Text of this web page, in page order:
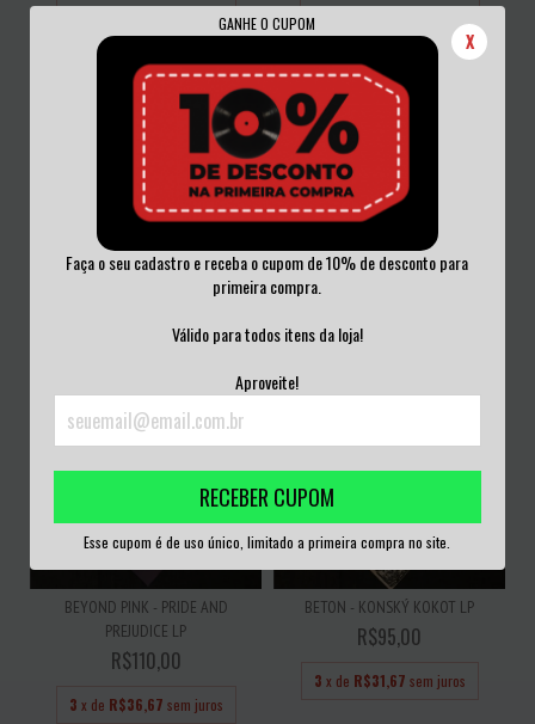
GANHE O CUPOM
X
Faça o seu cadastro e receba o cupom de 10% de desconto para
primeira compra.
Válido para todos itens da loja!
Aproveite!
RECEBER CUPOM
Esse cupom é de uso único, limitado a primeira compra no site.
3x deR$50,00sem juros
PUBLIC IMAGE LTD - 9
sem juros
DAYDREAM - DAYDREAM LP
3 x deR$46,67
BEYOND PINK - PRIDE AND
PREJUDICE LP
R$110,00
3 x de R$36,67 sem juros
BETON - KONSKÝ KOKOT LP
R$95,00
3 x de R$31,67 sem juros